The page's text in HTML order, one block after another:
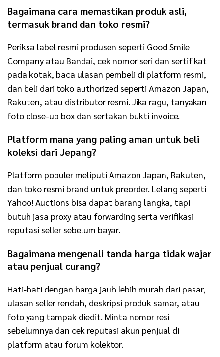
Bagaimana cara memastikan produk asli,
termasuk brand dan toko resmi?
Periksa label resmi produsen seperti Good Smile
Company atau Bandai, cek nomor seri dan sertifikat
pada kotak, baca ulasan pembeli di platform resmi,
dan beli dari toko authorized seperti Amazon Japan,
Rakuten, atau distributor resmi. Jika ragu, tanyakan
foto close-up box dan sertakan bukti invoice.
Platform mana yang paling aman untuk beli
koleksi dari Jepang?
Platform populer meliputi Amazon Japan, Rakuten,
dan toko resmi brand untuk preorder. Lelang seperti
Yahoo! Auctions bisa dapat barang langka, tapi
butuh jasa proxy atau forwarding serta verifikasi
reputasi seller sebelum bayar.
Bagaimana mengenali tanda harga tidak wajar
atau penjual curang?
Hati‑hati dengan harga jauh lebih murah dari pasar,
ulasan seller rendah, deskripsi produk samar, atau
foto yang tampak diedit. Minta nomor resi
sebelumnya dan cek reputasi akun penjual di
platform atau forum kolektor.